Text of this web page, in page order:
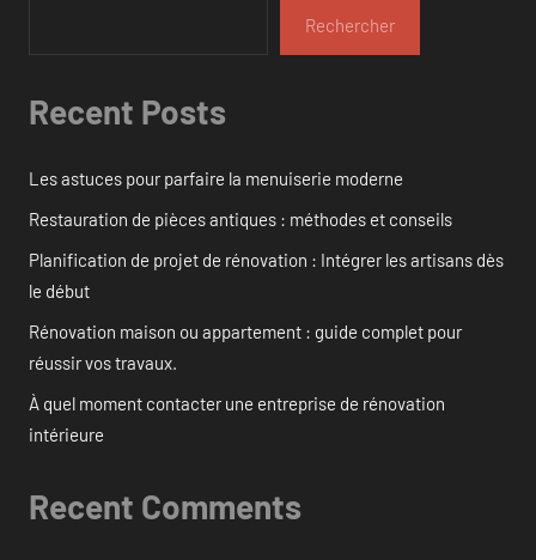
Rechercher
Recent Posts
Les astuces pour parfaire la menuiserie moderne
Restauration de pièces antiques : méthodes et conseils
Planification de projet de rénovation : Intégrer les artisans dès
le début
Rénovation maison ou appartement : guide complet pour
réussir vos travaux.
À quel moment contacter une entreprise de rénovation
intérieure
Recent Comments